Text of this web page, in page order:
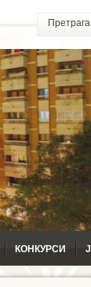
КОНКУРСИ